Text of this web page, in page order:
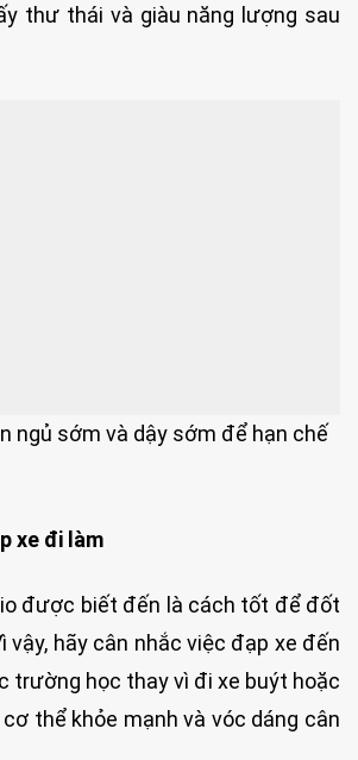
thư thái và giàu năng lượng sau
ngủ sớm và dậy sớm để hạn chế
xe đi làm
được biết đến là cách tốt để đốt
vậy, hãy cân nhắc việc đạp xe đến
trường học thay vì đi xe buýt hoặc
thể khỏe mạnh và vóc dáng cân